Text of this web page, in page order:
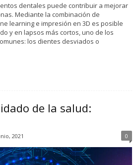
dentales puede contribuir a mejorar
Mediante la combinación de
learning e impresión en 3D es posible
y en lapsos más cortos, uno de los
los dientes desviados o
de la salud:
2021 0